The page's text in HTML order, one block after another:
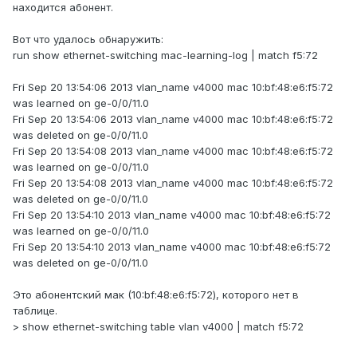
находится абонент.
Вот что удалось обнаружить:
run show ethernet-switching mac-learning-log | match f5:72
Fri Sep 20 13:54:06 2013 vlan_name v4000 mac 10:bf:48:e6:f5:72
was learned on ge-0/0/11.0
Fri Sep 20 13:54:06 2013 vlan_name v4000 mac 10:bf:48:e6:f5:72
was deleted on ge-0/0/11.0
Fri Sep 20 13:54:08 2013 vlan_name v4000 mac 10:bf:48:e6:f5:72
was learned on ge-0/0/11.0
Fri Sep 20 13:54:08 2013 vlan_name v4000 mac 10:bf:48:e6:f5:72
was deleted on ge-0/0/11.0
Fri Sep 20 13:54:10 2013 vlan_name v4000 mac 10:bf:48:e6:f5:72
was learned on ge-0/0/11.0
Fri Sep 20 13:54:10 2013 vlan_name v4000 mac 10:bf:48:e6:f5:72
was deleted on ge-0/0/11.0
Это абонентский мак (10:bf:48:e6:f5:72), которого нет в
таблице.
> show ethernet-switching table vlan v4000 | match f5:72